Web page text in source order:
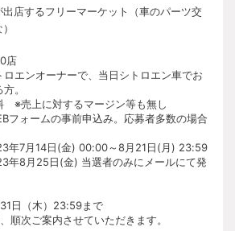
、テレビ、広告などに主催者の許可なく、
ド、その他商業的なPR行為・販売行為は禁
は可能ですが写り込みなど、他の来場者の
慮をお願いいたします。
】
の参加は、希望者が多数想定されますので
る抽選となります。応募フォームからお申
い。
は、車種や年式により区画を分けて駐車い
区画にお停めください。
に申請いただいた車両のみが入場可能とな
が変更となる際は事務局までお問い合わせ
店するフリーマーケット（車のパーツ交
店
ロエンオーナーで、当日シトロエン車でお
。
※売上に対するマージン等も無し
フォームの事前申込み。応募者多数の場合
年7月14日(金) 00:00～8月21日(月) 23:59
年8月25日(金) 当選者のみにメールにて発
日（木） 23:59まで
順次ご案内させていただきます。